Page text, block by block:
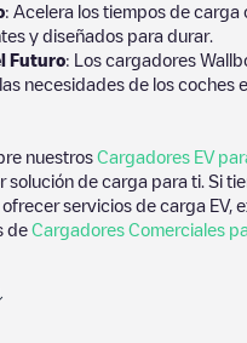
: Acelera los tiempos de carga
y diseñados para durar.
Futuro: Los cargadores
necesidades de los coches
nuestros Cargadores EV
solución de carga para ti. Si
servicios de carga EV,
de Cargadores Comerciales